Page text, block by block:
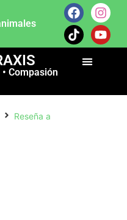
Compasión
Reseña a